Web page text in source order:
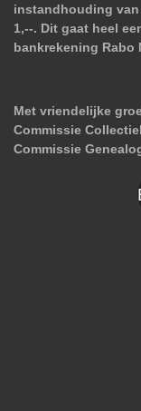
instandhouding van
1,--. Dit gaat heel
bankrekening Rabo
Met vriendelijke
Commissie
Commissie